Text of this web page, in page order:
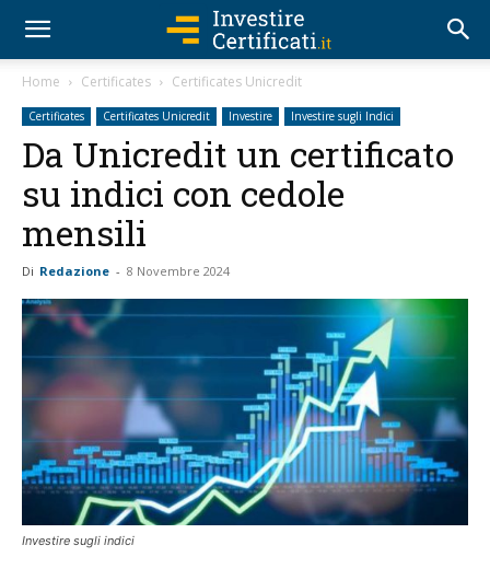
Home Certificates Certificates Unicredit
Certificates Certificates Unicredit Investire Investire sugli Indici
Da Unicredit un certificato
su indici con cedole
mensili
Di Redazione - 8 Novembre 2024
Investire sugli indici